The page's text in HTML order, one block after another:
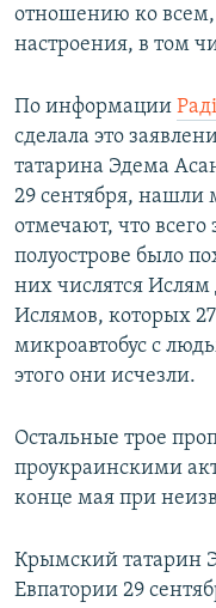
отношению ко всем,
настроения, в том
По информации
сделала это
татарина Эдема
29 сентября, нашли
отмечают, что всего
полуострове было
них числятся
Ислямов, которых
микроавтобус с
этого они исчезли.
Остальные трое
проукраинскими
конце мая при
Крымский татарин
Евпатории 29